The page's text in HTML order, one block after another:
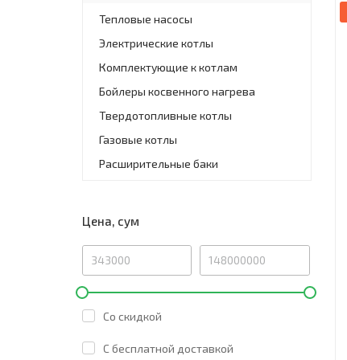
Тепловые насосы
Электрические котлы
Комплектующие к котлам
Бойлеры косвенного нагрева
Твердотопливные котлы
Газовые котлы
Расширительные баки
Цена, сум
Со скидкой
C бесплатной доставкой